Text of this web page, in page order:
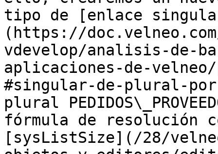
tipo de [enlace
(https://
vdevelop/analisis-de-
aplicaciones-de-velneo/
#singular-de-plural-
plural
fórmula de resolución
[sysListSize](/28/